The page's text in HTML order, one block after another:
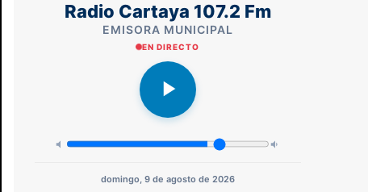
Radio Cartaya 107.2 Fm
EMISORA MUNICIPAL
EN DIRECTO
domingo, 9 de agosto de 2026